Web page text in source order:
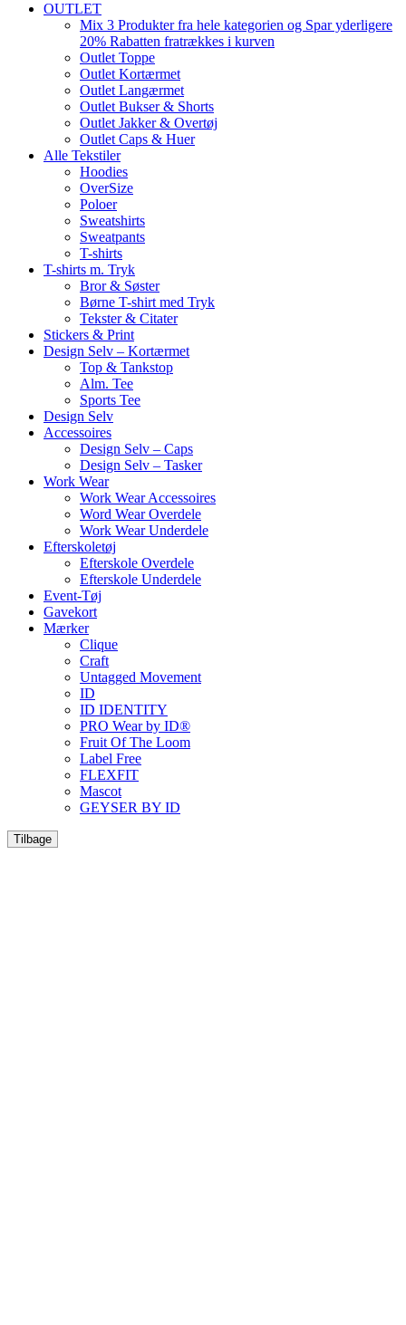
OUTLET
Mix 3 Produkter fra hele kategorien og Spar yderligere
20% Rabatten fratrækkes i kurven
Outlet Toppe
Outlet Kortærmet
Outlet Langærmet
Outlet Bukser & Shorts
Outlet Jakker & Overtøj
Outlet Caps & Huer
Alle Tekstiler
Hoodies
OverSize
Poloer
Sweatshirts
Sweatpants
T-shirts
T-shirts m. Tryk
Bror & Søster
Børne T-shirt med Tryk
Tekster & Citater
Stickers & Print
Design Selv – Kortærmet
Top & Tankstop
Alm. Tee
Sports Tee
Design Selv
Accessoires
Design Selv – Caps
Design Selv – Tasker
Work Wear
Work Wear Accessoires
Word Wear Overdele
Work Wear Underdele
Efterskoletøj
Efterskole Overdele
Efterskole Underdele
Event-Tøj
Gavekort
Mærker
Clique
Craft
Untagged Movement
ID
ID IDENTITY
PRO Wear by ID®
Fruit Of The Loom
Label Free
FLEXFIT
Mascot
GEYSER BY ID
Tilbage